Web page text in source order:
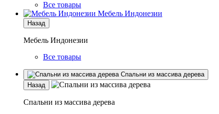
Все товары
Мебель Индонезии
Назад
Мебель Индонезии
Все товары
Спальни из массива дерева
Назад
Спальни из массива дерева